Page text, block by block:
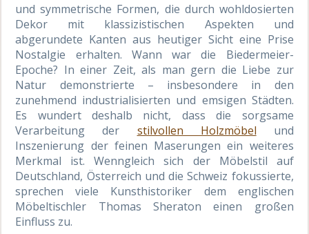
und symmetrische Formen, die durch wohldosierten
Dekor mit klassizistischen Aspekten und
abgerundete Kanten aus heutiger Sicht eine Prise
Nostalgie erhalten. Wann war die Biedermeier-
Epoche? In einer Zeit, als man gern die Liebe zur
Natur demonstrierte – insbesondere in den
zunehmend industrialisierten und emsigen Städten.
Es wundert deshalb nicht, dass die sorgsame
Verarbeitung der stilvollen Holzmöbel und
Inszenierung der feinen Maserungen ein weiteres
Merkmal ist. Wenngleich sich der Möbelstil auf
Deutschland, Österreich und die Schweiz fokussierte,
sprechen viele Kunsthistoriker dem englischen
Möbeltischler Thomas Sheraton einen großen
Einfluss zu.